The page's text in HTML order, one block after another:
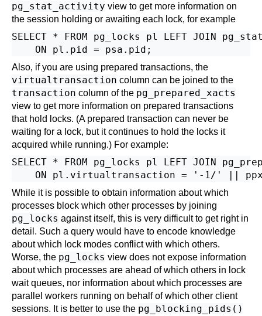
pg_stat_activity view to get more information on
the session holding or awaiting each lock, for example
SELECT * FROM pg_locks pl LEFT JOIN
Also, if you are using prepared transactions, the
virtualtransaction column can be joined to the
transaction column of the pg_prepared_xacts
view to get more information on prepared transactions
that hold locks. (A prepared transaction can never be
waiting for a lock, but it continues to hold the locks it
acquired while running.) For example:
SELECT * FROM pg_locks pl LEFT JOIN
While it is possible to obtain information about which
processes block which other processes by joining
pg_locks against itself, this is very difficult to get right in
detail. Such a query would have to encode knowledge
about which lock modes conflict with which others.
Worse, the pg_locks view does not expose information
about which processes are ahead of which others in lock
wait queues, nor information about which processes are
parallel workers running on behalf of which other client
sessions. It is better to use the pg_blocking_pids()